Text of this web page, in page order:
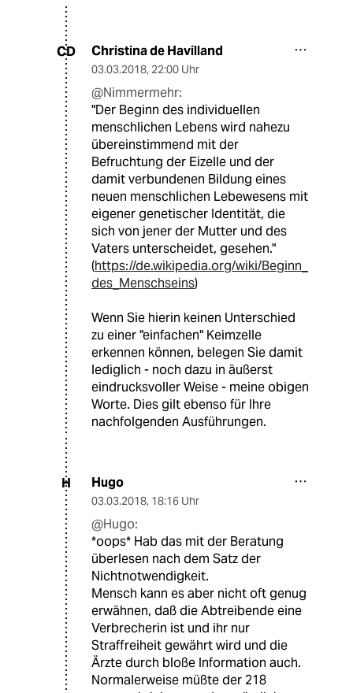
CD Christina de Havilland
03.03.2018, 22:00 Uhr
@Nimmermehr:
"Der Beginn des individuellen
menschlichen Lebens wird nahezu
übereinstimmend mit der
Befruchtung der Eizelle und der
damit verbundenen Bildung eines
neuen menschlichen Lebewesens mit
eigener genetischer Identität, die
sich von jener der Mutter und des
Vaters unterscheidet, gesehen."
(https://de.wikipedia.org/wiki/Beginn_
des_Menschseins)
Wenn Sie hierin keinen Unterschied
zu einer "einfachen" Keimzelle
erkennen können, belegen Sie damit
lediglich - noch dazu in äußerst
eindrucksvoller Weise - meine obigen
Worte. Dies gilt ebenso für Ihre
nachfolgenden Ausführungen.
H Hugo
03.03.2018, 18:16 Uhr
@Hugo:
*oops* Hab das mit der Beratung
überlesen nach dem Satz der
Nichtnotwendigkeit.
Mensch kann es aber nicht oft genug
erwähnen, daß die Abtreibende eine
Verbrecherin ist und ihr nur
Straffreiheit gewährt wird und die
Ärzte durch bloße Information auch.
Normalerweise müßte der 218